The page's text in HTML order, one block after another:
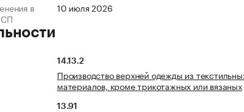
в
10 июля 2026
14.13.2
Производство верхней одежды из
материалов, кроме трикотажных или вязаных
13.91